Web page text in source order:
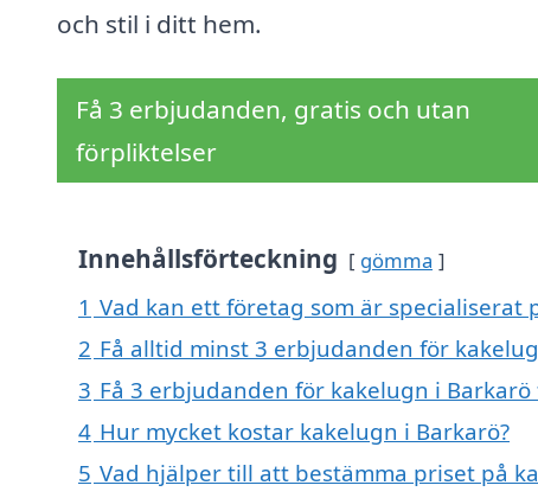
och stil i ditt hem.
Få 3 erbjudanden, gratis och utan
förpliktelser
Innehållsförteckning gömma
1 Vad kan ett företag som är specialiserat
2 Få alltid minst 3 erbjudanden för
3 Få 3 erbjudanden för kakelugn i
4 Hur mycket kostar kakelugn i Barkarö?
5 Vad hjälper till att bestämma priset på